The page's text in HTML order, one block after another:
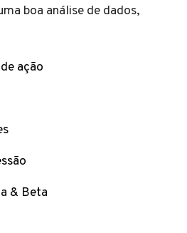
boa análise de dados,
ação
& Beta